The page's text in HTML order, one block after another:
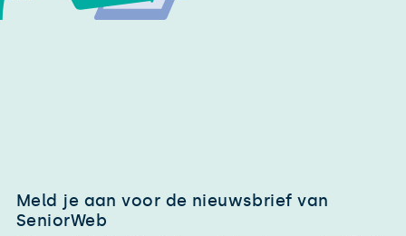
Meld je aan voor de nieuwsbrief van
SeniorWeb